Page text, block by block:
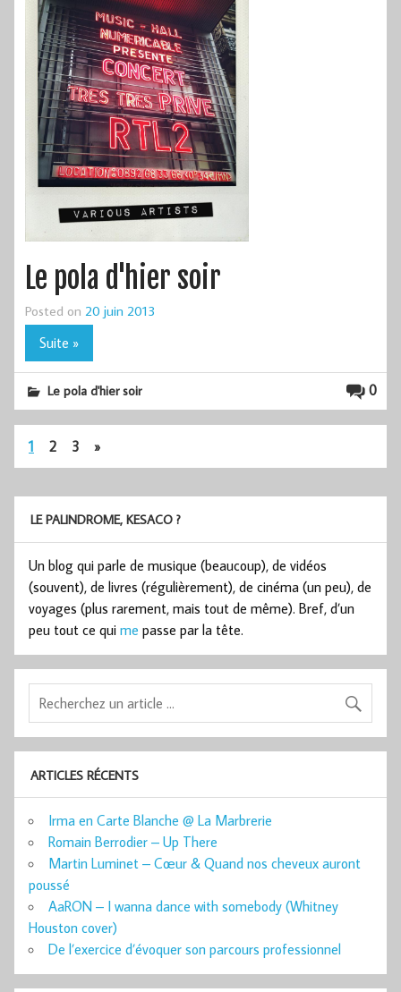
Le pola d'hier soir
Posted on 20 juin 2013
Suite »
0
Le pola d'hier soir
1 2 3 »
LE PALINDROME, KESACO ?
Un blog qui parle de musique (beaucoup), de vidéos
(souvent), de livres (régulièrement), de cinéma (un peu), de
voyages (plus rarement, mais tout de même). Bref, d’un
peu tout ce qui me passe par la tête.
ARTICLES RÉCENTS
Irma en Carte Blanche @ La Marbrerie
Romain Berrodier – Up There
Martin Luminet – Cœur & Quand nos cheveux auront
poussé
AaRON – I wanna dance with somebody (Whitney
Houston cover)
De l’exercice d’évoquer son parcours professionnel